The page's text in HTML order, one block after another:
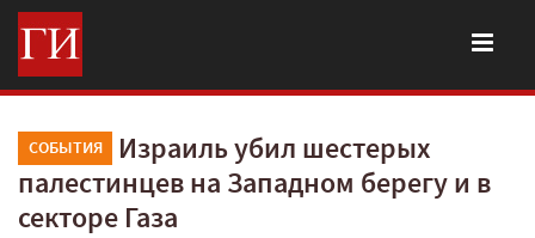
СОБЫТИЯ
Израиль убил шестерых
палестинцев на Западном берегу и в
секторе Газа